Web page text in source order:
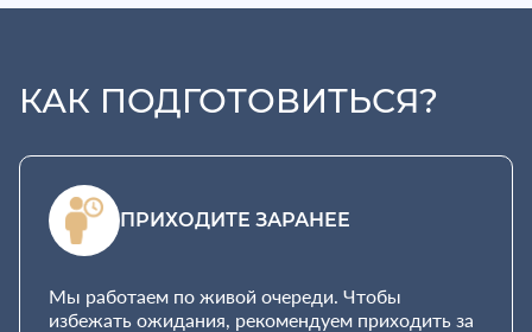
КАК ПОДГОТОВИТЬСЯ?
ПРИХОДИТЕ ЗАРАНЕЕ
Мы работаем по живой очереди. Чтобы
избежать ожидания, рекомендуем приходить за